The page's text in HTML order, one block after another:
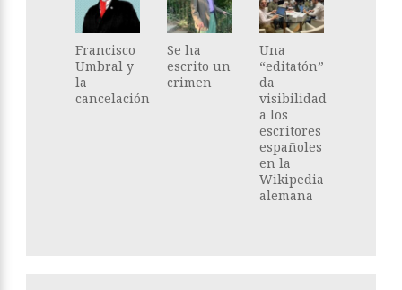
Francisco
Umbral y
la
cancelación
Se ha
escrito un
crimen
Una
“editatón”
da
visibilidad
a los
escritores
españoles
en la
Wikipedia
alemana